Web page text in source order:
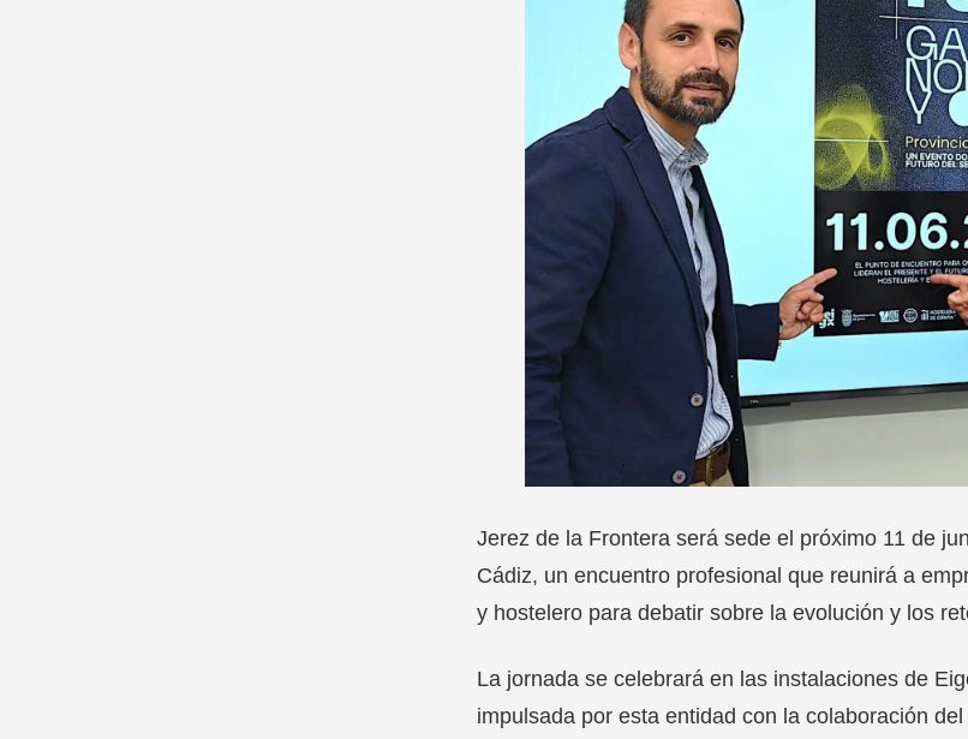
Jerez de la Frontera será sede el próximo 11 de
Cádiz, un encuentro profesional que reunirá a
y hostelero para debatir sobre la evolución y los
La jornada se celebrará en las instalaciones de
impulsada por esta entidad con la colaboración